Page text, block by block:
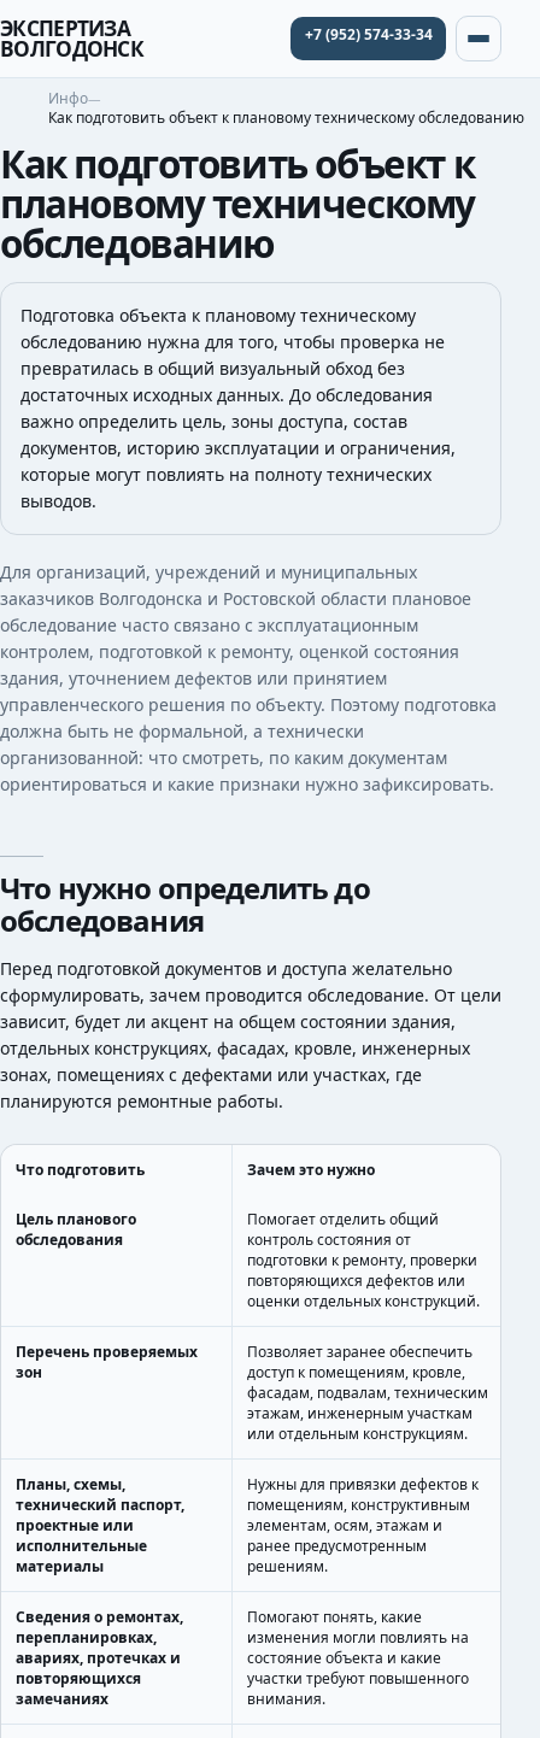
ЭКСПЕРТИЗА
ВОЛГОДОНСК
+7 (952) 574-33-34
Инфо
Как подготовить объект к плановому техническому обследованию
Как подготовить объект к
плановому техническому
обследованию
Подготовка объекта к плановому техническому
обследованию нужна для того, чтобы проверка не
превратилась в общий визуальный обход без
достаточных исходных данных. До обследования
важно определить цель, зоны доступа, состав
документов, историю эксплуатации и ограничения,
которые могут повлиять на полноту технических
выводов.
Для организаций, учреждений и муниципальных
заказчиков Волгодонска и Ростовской области плановое
обследование часто связано с эксплуатационным
контролем, подготовкой к ремонту, оценкой состояния
здания, уточнением дефектов или принятием
управленческого решения по объекту. Поэтому подготовка
должна быть не формальной, а технически
организованной: что смотреть, по каким документам
ориентироваться и какие признаки нужно зафиксировать.
Что нужно определить до
обследования
Перед подготовкой документов и доступа желательно
сформулировать, зачем проводится обследование. От цели
зависит, будет ли акцент на общем состоянии здания,
отдельных конструкциях, фасадах, кровле, инженерных
зонах, помещениях с дефектами или участках, где
планируются ремонтные работы.
Что подготовить Зачем это нужно
Цель планового
обследования
Помогает отделить общий
контроль состояния от
подготовки к ремонту, проверки
повторяющихся дефектов или
оценки отдельных конструкций.
Перечень проверяемых
зон
Позволяет заранее обеспечить
доступ к помещениям, кровле,
фасадам, подвалам, техническим
этажам, инженерным участкам
или отдельным конструкциям.
Планы, схемы,
технический паспорт,
проектные или
исполнительные
материалы
Нужны для привязки дефектов к
помещениям, конструктивным
элементам, осям, этажам и
ранее предусмотренным
решениям.
Сведения о ремонтах,
перепланировках,
авариях, протечках и
повторяющихся
замечаниях
Помогают понять, какие
изменения могли повлиять на
состояние объекта и какие
участки требуют повышенного
внимания.